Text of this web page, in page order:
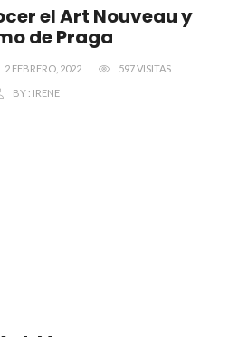
el Art Nouveau y
de Praga
2 FEBRERO, 2022 597 VISITAS
BY : IRENE